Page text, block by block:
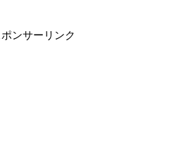
ポンサーリンク